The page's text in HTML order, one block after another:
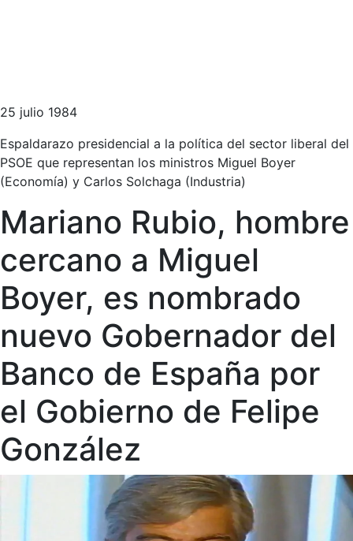
25 julio 1984
Espaldarazo presidencial a la política del sector liberal del
PSOE que representan los ministros Miguel Boyer
(Economía) y Carlos Solchaga (Industria)
Mariano Rubio, hombre
cercano a Miguel
Boyer, es nombrado
nuevo Gobernador del
Banco de España por
el Gobierno de Felipe
González